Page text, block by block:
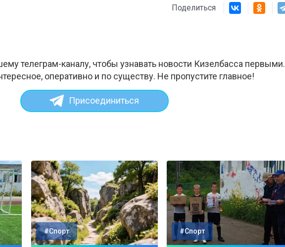
Поделиться
телеграм-каналу, чтобы узнавать новости Кизелбасса первыми.
оперативно и по существу. Не пропустите главное!
Присоединиться
#Спорт #Спорт